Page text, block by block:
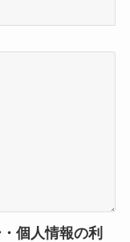
個人情報の利